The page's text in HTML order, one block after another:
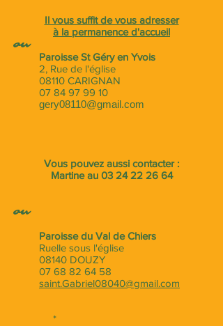
Il vous suffit de vous adresser
à la permanence d'accueil
ou
Paroisse St Géry en Yvois
2, Rue de l'église
08110 CARIGNAN
07 84 97 99 10
gery08110@gmail.com
Vous pouvez aussi contacter :
Martine au 03 24 22 26 64
ou
Paroisse du Val de Chiers
Ruelle sous l'église
08140 DOUZY
07 68 82 64 58
saint.Gabriel08040@gmail.com
*